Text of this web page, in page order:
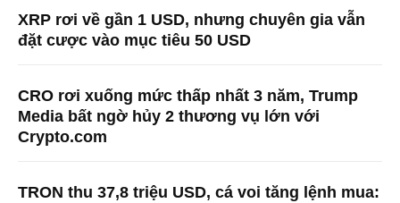
XRP rơi về gần 1 USD, nhưng chuyên gia vẫn
đặt cược vào mục tiêu 50 USD
CRO rơi xuống mức thấp nhất 3 năm, Trump
Media bất ngờ hủy 2 thương vụ lớn với
Crypto.com
TRON thu 37,8 triệu USD, cá voi tăng lệnh mua: